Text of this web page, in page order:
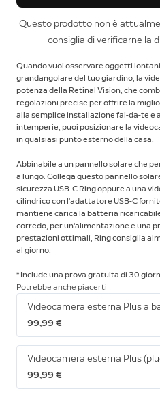
Questo prodotto non è
consiglia di verificarne la
Quando vuoi osservare oggetti
grandangolare del tuo giardino, la
potenza della Retinal Vision, che
regolazioni precise per offrire la
alla semplice installazione fai-da-te e
intemperie, puoi posizionare la
in qualsiasi punto esterno della casa.
Abbinabile a un pannello solare che
a lungo. Collega questo pannello
sicurezza USB-C Ring oppure a una
cilindrico con l'adattatore USB-C
mantiene carica la batteria
corredo, per un'alimentazione e una
prestazioni ottimali, Ring consiglia
al giorno.
* Include una prova gratuita di 30
Potrebbe anche piacerti
Videocamera esterna Plus a
99,99 €
Videocamera esterna Plus
99,99 €